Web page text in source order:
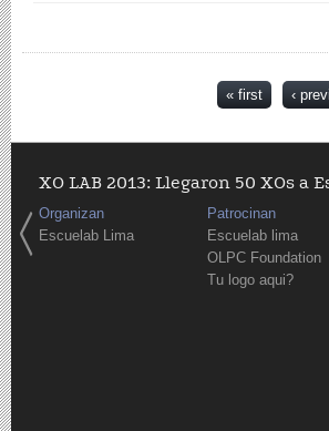
« first ‹
XO LAB 2013: Llegaron 50 XOs a
Organizan
Escuelab Lima
Patrocinan
Escuelab lima
OLPC Foundation
Tu logo aqui?